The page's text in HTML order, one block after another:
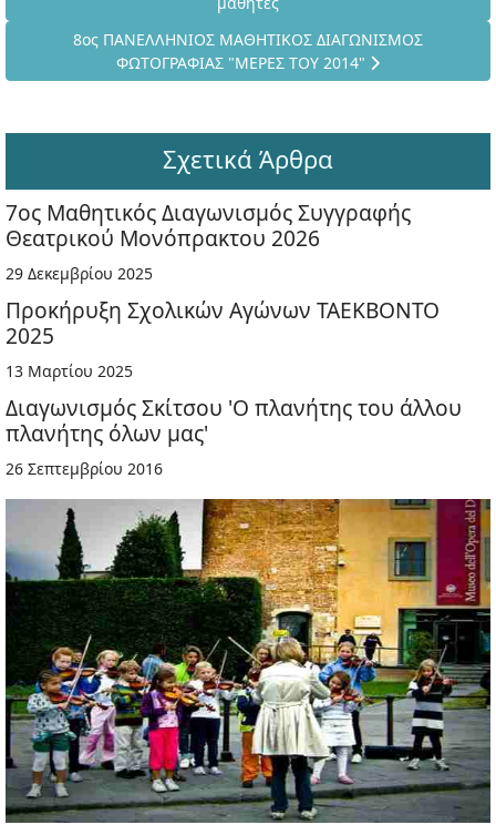
Επόμενο άρθρο: 8ος ΠΑΝΕΛΛΗΝΙΟΣ ΜΑΘΗΤΙΚΟΣ
8ος ΠΑΝΕΛΛΗΝΙΟΣ ΜΑΘΗΤΙΚΟΣ ΔΙΑΓΩΝΙΣΜΟΣ
ΦΩΤΟΓΡΑΦΙΑΣ "ΜΕΡΕΣ ΤΟΥ 2014"
Σχετικά Άρθρα
7ος Μαθητικός Διαγωνισμός Συγγραφής
Θεατρικού Μονόπρακτου 2026
29 Δεκεμβρίου 2025
Προκήρυξη Σχολικών Αγώνων ΤΑΕΚΒΟΝΤΟ
2025
13 Μαρτίου 2025
Διαγωνισμός Σκίτσου 'Ο πλανήτης του άλλου
πλανήτης όλων μας'
26 Σεπτεμβρίου 2016